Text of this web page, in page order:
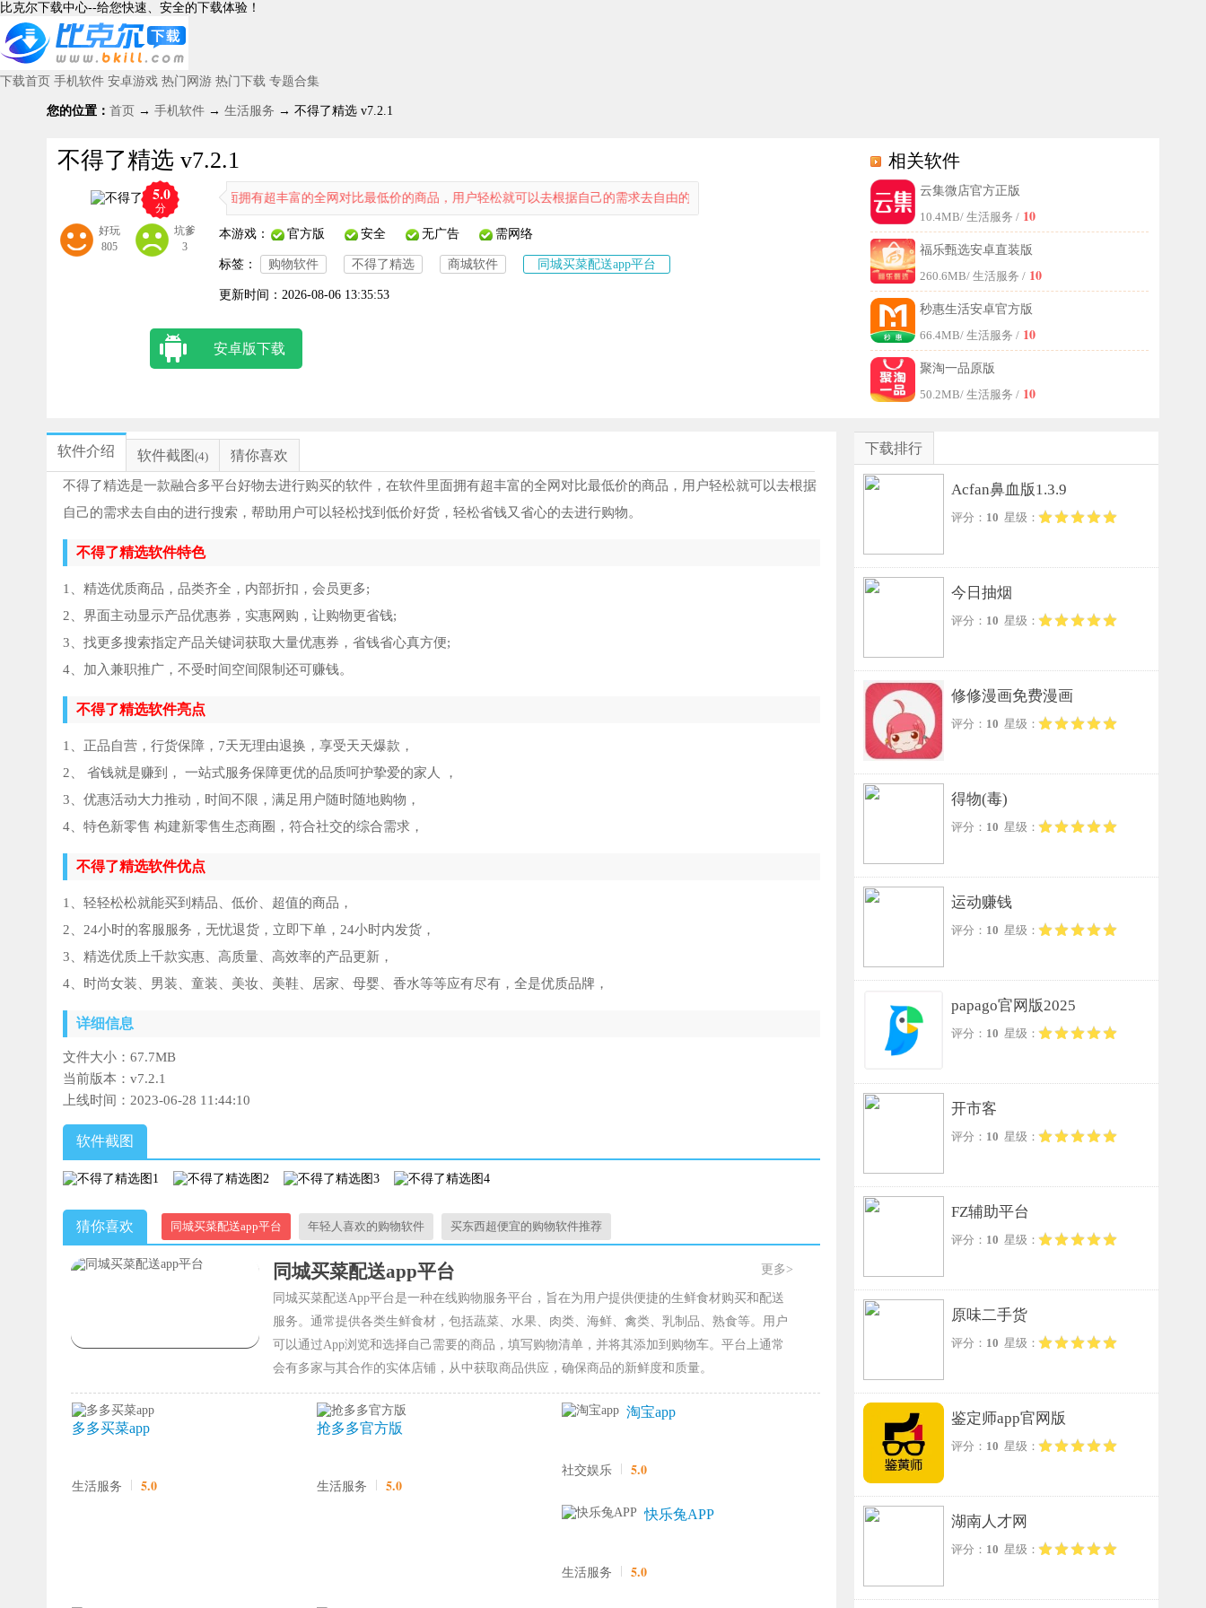
比克尔下载中心--给您快速、安全的下载体验！
下载首页 手机软件 安卓游戏 热门网游 热门下载 专题合集
您的位置： 首页 → 手机软件 → 生活服务 → 不得了精选 v7.2.1
不得了精选 v7.2.1
5.0
分
好玩
805
坑爹
3
进行购买的软件，在软件里面拥有超丰富的全网对比最低价的商品，用户轻松就可以去根据自己的需求去自由的进行搜索，帮助用户可以轻松找到低价好货，轻松省钱又省心的去进行购物。
本游戏： 官方版 安全 无广告 需网络
标签： 购物软件 不得了精选 商城软件 同城买菜配送app平台
更新时间： 2026-08-06 13:35:53
安卓版下载
相关软件
云集微店官方正版
10.4MB/ 生活服务 / 10
福乐甄选安卓直装版
260.6MB/ 生活服务 / 10
秒惠生活安卓官方版
66.4MB/ 生活服务 / 10
聚淘一品原版
50.2MB/ 生活服务 / 10
软件介绍 软件截图 (4) 猜你喜欢
不得了精选是一款融合多平台好物去进行购买的软件，在软件里面拥有超丰富的全网对比最低价的商品，用户轻松就可以去根据
自己的需求去自由的进行搜索，帮助用户可以轻松找到低价好货，轻松省钱又省心的去进行购物。
不得了精选软件特色
1、精选优质商品，品类齐全，内部折扣，会员更多;
2、界面主动显示产品优惠券，实惠网购，让购物更省钱;
3、找更多搜索指定产品关键词获取大量优惠券，省钱省心真方便;
4、加入兼职推广，不受时间空间限制还可赚钱。
不得了精选软件亮点
1、正品自营，行货保障，7天无理由退换，享受天天爆款，
2、 省钱就是赚到， 一站式服务保障更优的品质呵护挚爱的家人 ，
3、优惠活动大力推动，时间不限，满足用户随时随地购物，
4、特色新零售 构建新零售生态商圈，符合社交的综合需求，
不得了精选软件优点
1、轻轻松松就能买到精品、低价、超值的商品，
2、24小时的客服服务，无忧退货，立即下单，24小时内发货，
3、精选优质上千款实惠、高质量、高效率的产品更新，
4、时尚女装、男装、童装、美妆、美鞋、居家、母婴、香水等等应有尽有，全是优质品牌，
详细信息
文件大小： 67.7MB
当前版本： v7.2.1
上线时间： 2023-06-28 11:44:10
软件截图
猜你喜欢 同城买菜配送app平台 年轻人喜欢的购物软件
买东西超便宜的购物软件推荐
同城买菜配送app平台 更多>
同城买菜配送App平台是一种在线购物服务平台，旨在为用户提供便捷的生鲜食材购买和配送
服务。通常提供各类生鲜食材，包括蔬菜、水果、肉类、海鲜、禽类、乳制品、熟食等。用户
可以通过App浏览和选择自己需要的商品，填写购物清单，并将其添加到购物车。平台上通常
会有多家与其合作的实体店铺，从中获取商品供应，确保商品的新鲜度和质量。
多多买菜app
生活服务 5.0
抢多多官方版
生活服务 5.0
淘宝app
社交娱乐 5.0
快乐兔APP
生活服务 5.0
下载排行
Acfan鼻血版1.3.9
评分： 10 星级：
今日抽烟
评分： 10 星级：
修修漫画免费漫画
评分： 10 星级：
得物(毒)
评分： 10 星级：
运动赚钱
评分： 10 星级：
papago官网版2025
评分： 10 星级：
开市客
评分： 10 星级：
FZ辅助平台
评分： 10 星级：
原味二手货
评分： 10 星级：
鉴定师app官网版
评分： 10 星级：
湖南人才网
评分： 10 星级：